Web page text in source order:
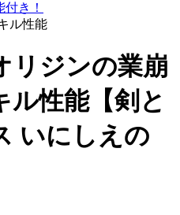
き！
ル性能
リジンの業崩
ル性能【剣と
いにしえの